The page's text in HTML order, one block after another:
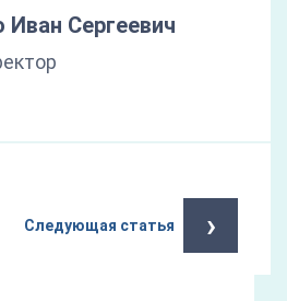
Сергеевич
Следующая статья ›